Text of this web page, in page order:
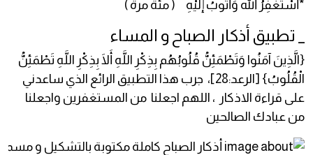
*أسْتَغْفِرُ اللهَ وَأتُوبُ إلَيْهِ ( مئة مرة )
_ تطبيق أذكار الصباح و المساء
{الَّذِينَ آمَنُوا وَتَطْمَئِنُّ قُلُوبُهُم بِذِكْرِ اللَّهِ أَلَا بِذِكْرِ اللَّهِ تَطْمَئِنُّ
الْقُلُوبُ} [الرعد:28]، جرب هذا التطبيق الرائع الذي ساعدني
على قراءة الاذكار ، اللهم اجعلنا من المستغفرين واجعلنا
من عبادك الصالحين